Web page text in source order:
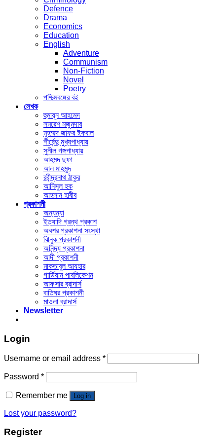
Defence
Drama
Economics
Education
English
Adventure
Communism
Non-Fiction
Novel
Poetry
পশ্চিমবঙ্গের বই
লেখক
হুমায়ূন আহমেদ
সমরেশ মজুমদার
মুহম্মদ জাফর ইকবাল
শীর্ষেন্দু মুখ্যপাধ্যায়
সুনীল গঙ্গপাধ্যায়
আহমদ ছফা
আল মাহমুদ
রবীন্দ্রনাথ ঠাকুর
আনিসুল হক
আহসান হাবীব
প্রকাশনী
অন্যন্যা
ইত্যাদি গ্রন্থ প্রকাশ
অবশর প্রকাশনা সংস্থা
ঝিনুক প্রকাশনী
অনিন্দ্য প্রকাশনা
আদী প্রকাশনী
মাকতাবুল আযহার
গার্ডিয়ান পাবলিকেশন
আফসার ব্রাদার্স
বাতিঘর প্রকাশনী
মাওলা ব্রাদার্স
Newsletter
Login
Username or email address *
Password *
Remember me Log in
Lost your password?
Register